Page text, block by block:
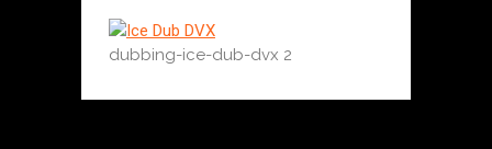
dubbing-ice-dub-dvx 2